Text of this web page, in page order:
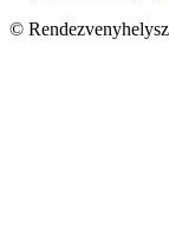
©